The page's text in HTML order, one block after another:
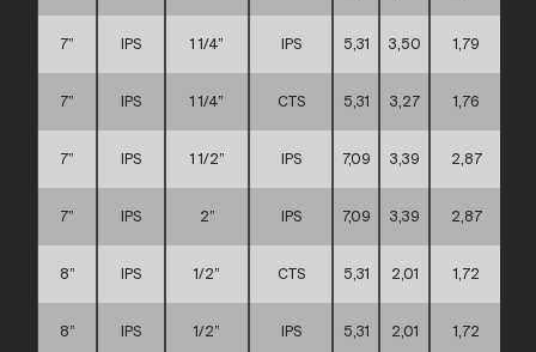
7” IPS 1 1/4” IPS 5,31 3,50 1,79
7” IPS 1 1/4” CTS 5,31 3,27 1,76
7” IPS 1 1/2” IPS 7,09 3,39 2,87
7” IPS 2” IPS 7,09 3,39 2,87
8” IPS 1/2” CTS 5,31 2,01 1,72
8” IPS 1/2” IPS 5,31 2,01 1,72